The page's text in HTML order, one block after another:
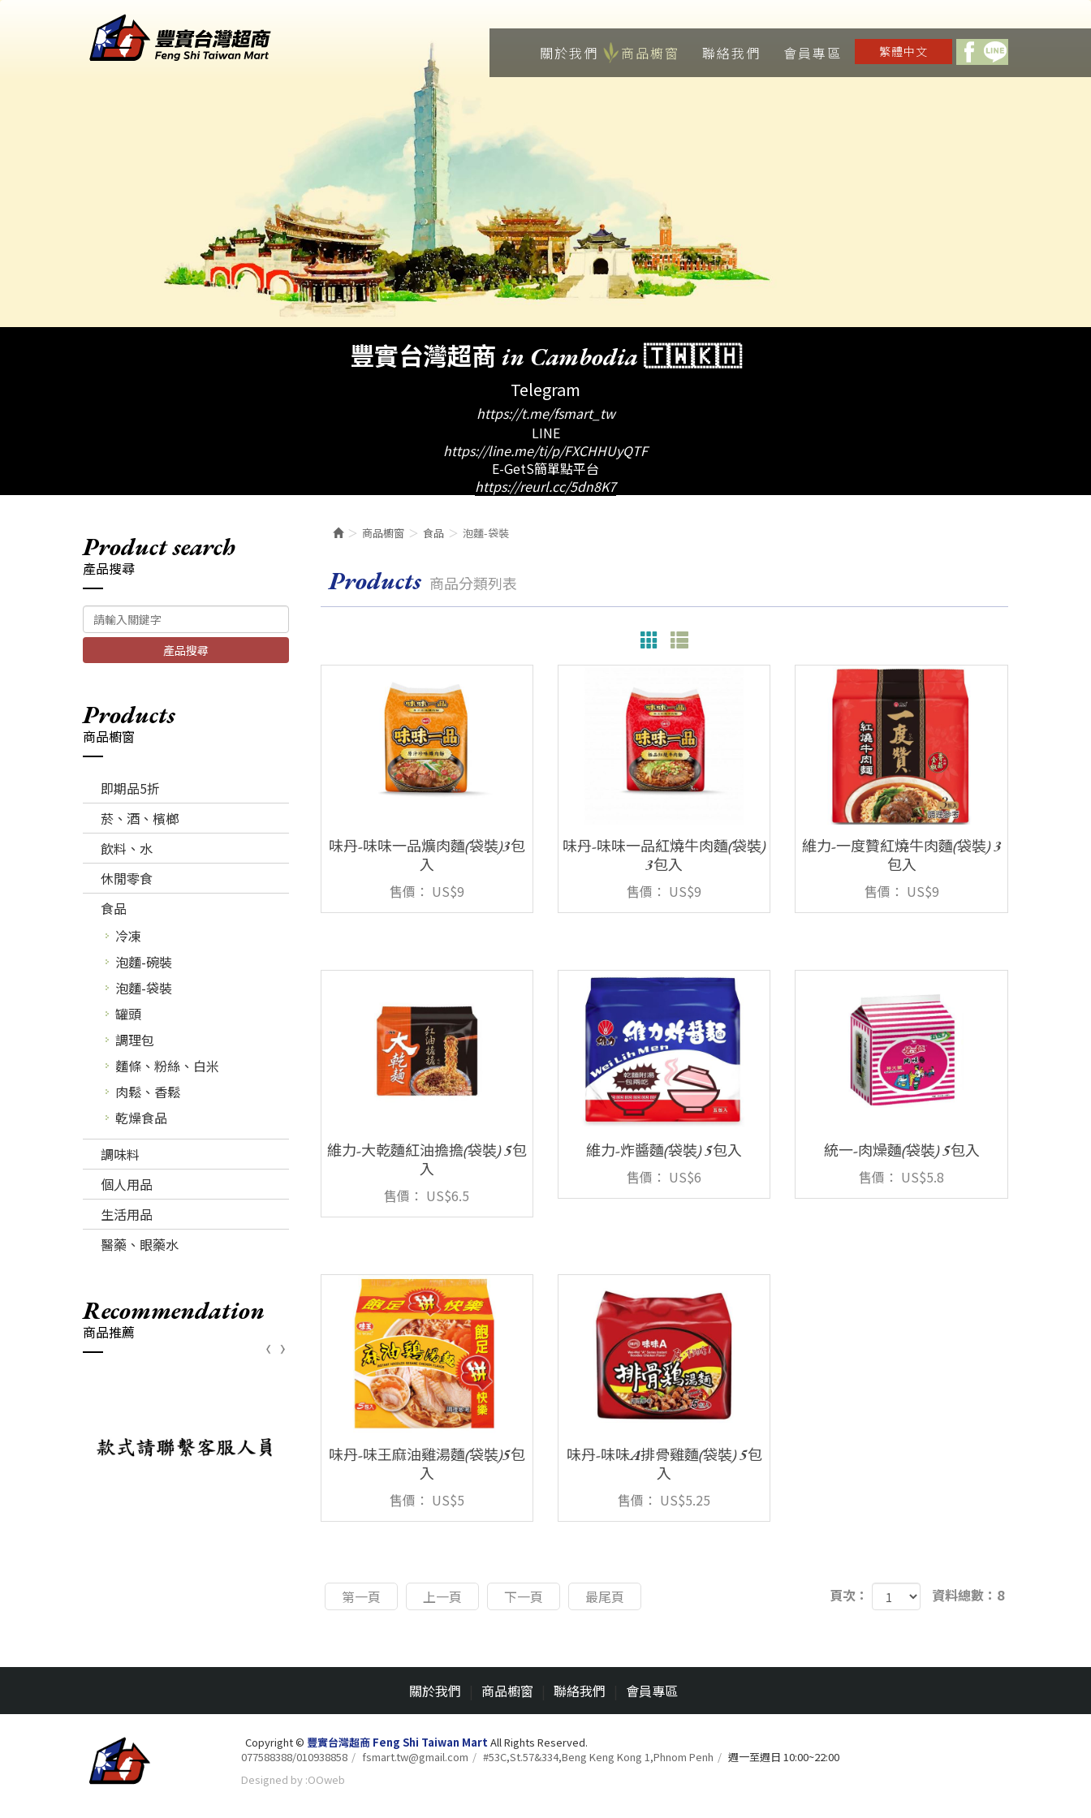
繁體中文
關於我們 商品櫥窗 聯絡我們 會員專區
豐實台灣超商 in Cambodia 🇹🇼🇰🇭
Telegram
https://t.me/fsmart_tw
LINE
https://line.me/ti/p/FXCHHUyQTF
E-GetS簡單點平台
https://reurl.cc/5dn8K7
product search
產品搜尋
產品搜尋
products
商品櫥窗
即期品5折
菸、酒、檳榔
飲料、水
休閒零食
食品
冷凍
泡麵-碗裝
泡麵-袋裝
罐頭
調理包
麵條、粉絲、白米
肉鬆、香鬆
乾燥食品
調味料
個人用品
生活用品
醫藥、眼藥水
recommendation
商品推薦
商品櫥窗 食品 泡麵-袋裝
products 商品分類列表
味丹-味味一品爌肉麵(袋裝)3包
入
售價： US$9
味丹-味味一品紅燒牛肉麵(袋裝)
3包入
售價： US$9
維力-一度贊紅燒牛肉麵(袋裝) 3
包入
售價： US$9
維力-大乾麵紅油擔擔(袋裝) 5包
入
售價： US$6.5
維力-炸醬麵(袋裝) 5包入
售價： US$6
統一-肉燥麵(袋裝) 5包入
售價： US$5.8
味丹-味王麻油雞湯麵(袋裝)5包
入
售價： US$5
味丹-味味A排骨雞麵(袋裝) 5包
入
售價： US$5.25
第一頁 上一頁 下一頁 最尾頁 頁次： 資料總數：8
關於我們 商品櫥窗 聯絡我們 會員專區
Copyright © 豐實台灣超商 Feng Shi Taiwan Mart All Rights Reserved.
077588388/010938858
fsmart.tw@gmail.com #53C,St.57&334,Beng Keng Kong 1,Phnom Penh
週一至週日 10:00~22:00
Designed by :OOweb